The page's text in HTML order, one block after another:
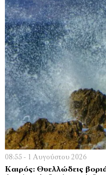
08:55 - 1 Αυγούστου 2026
Καιρός: Θυελλώδεις